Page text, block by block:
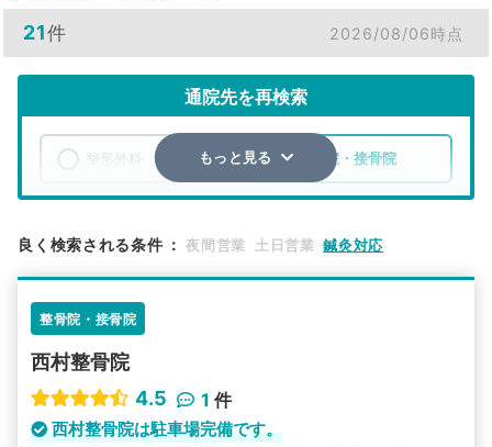
21件 2026/08/06時点
通院先を再検索
整骨院・接骨院
検索する
駅から探す
もっと見る
良く検索される条件 ： 夜間営業 土日営業 鍼灸対応
整骨院・接骨院
西村整骨院
4.5
1 件
西村整骨院は駐車場完備です。